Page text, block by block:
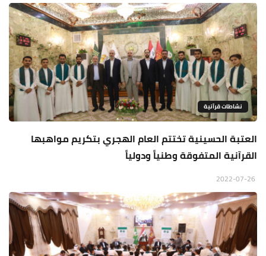
نشاطات قرآنية
العتبة الحسينية تختتم العام الهجري بتكريم مواهبها
القرآنية المتفوقة وطنياً ودولياً